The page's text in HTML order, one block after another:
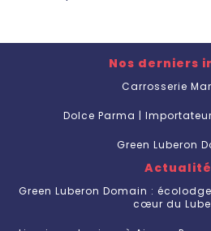
Nos derniers
Carrosserie
Dolce Parma |
Green Luberon
Green Luberon Domain :
cœur du